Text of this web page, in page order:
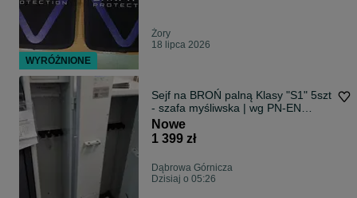
Żory
18 lipca 2026
Sejf na BROŃ palną Klasy "S1" 5szt
- szafa myśliwska | wg PN-EN
14450
Nowe
1 399 zł
Dąbrowa Górnicza
Dzisiaj o 05:26
WYRÓŻNIONE